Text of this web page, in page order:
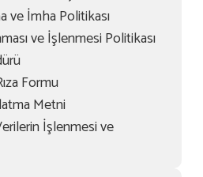
ve İmha Politikası
ve İşlenmesi Politikası
Formu
Metni
İşlenmesi ve